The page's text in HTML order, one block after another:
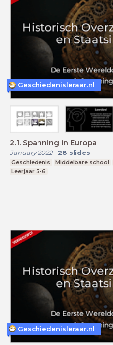
2.1. Spanning in Europa
January 2022- 28 slides
Geschiedenis Middelbare school
Leerjaar 3-6
Geschiedenisleraar.nl
Geschiedenisleraar.nl